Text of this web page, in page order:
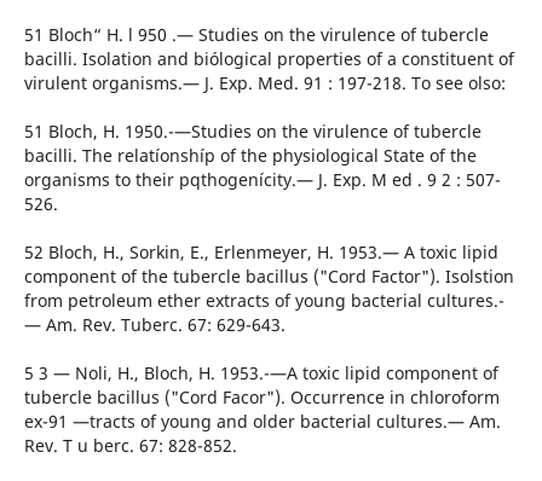
51 Bloch“ H. l 950 .— Studies on the virulence of tubercle
bacilli. Isolation and biólogical properties of a constituent of
virulent organisms.— J. Exp. Med. 91 : 197-218. To see olso:
51 Bloch, H. 1950.-—Studies on the virulence of tubercle
bacilli. The relatíonshíp of the physiological State of the
organisms to their pqthogenícity.— J. Exp. M ed . 9 2 : 507-
526.
52 Bloch, H., Sorkin, E., Erlenmeyer, H. 1953.— A toxic lipid
component of the tubercle bacillus ("Cord Factor"). Isolstion
from petroleum ether extracts of young bacterial cultures.-
— Am. Rev. Tuberc. 67: 629-643.
5 3 — Noli, H., Bloch, H. 1953.-—A toxic lipid component of
tubercle bacillus ("Cord Facor"). Occurrence in chloroform
ex-91 —tracts of young and older bacterial cultures.— Am.
Rev. T u berc. 67: 828-852.